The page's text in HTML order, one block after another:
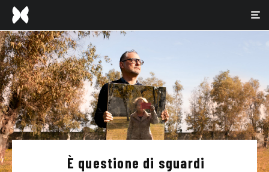
È questione di sguardi